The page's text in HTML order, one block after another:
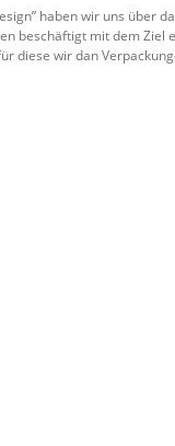
haben wir uns über
beschäftigt mit dem Ziel
diese wir dan